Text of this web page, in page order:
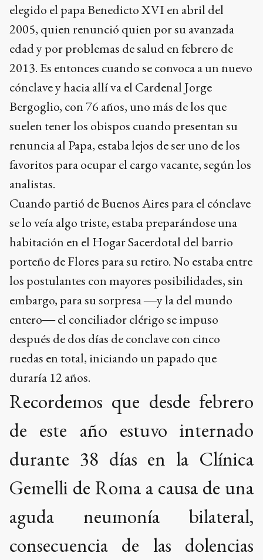
elegido el papa Benedicto XVI en abril del
2005, quien renunció quien por su avanzada
edad y por problemas de salud en febrero de
2013. Es entonces cuando se convoca a un nuevo
cónclave y hacia allí va el Cardenal Jorge
Bergoglio, con 76 años, uno más de los que
suelen tener los obispos cuando presentan su
renuncia al Papa, estaba lejos de ser uno de los
favoritos para ocupar el cargo vacante, según los
analistas.
Cuando partió de Buenos Aires para el cónclave
se lo veía algo triste, estaba preparándose una
habitación en el Hogar Sacerdotal del barrio
porteño de Flores para su retiro. No estaba entre
los postulantes con mayores posibilidades, sin
embargo, para su sorpresa ―y la del mundo
entero― el conciliador clérigo se impuso
después de dos días de conclave con cinco
ruedas en total, iniciando un papado que
duraría 12 años.
Recordemos que desde febrero
de este año estuvo internado
durante 38 días en la Clínica
Gemelli de Roma a causa de una
aguda neumonía bilateral,
consecuencia de las dolencias